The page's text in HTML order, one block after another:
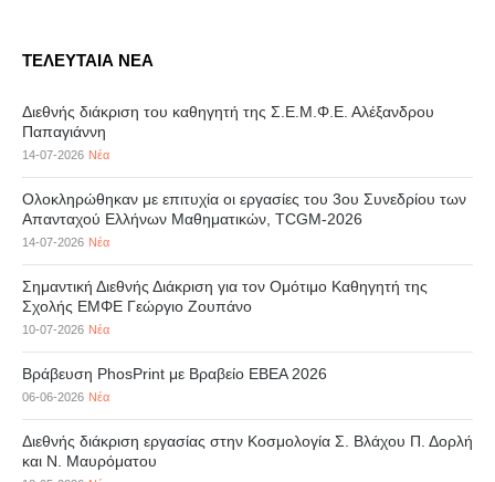
ΤΕΛΕΥΤΑΙΑ ΝΕΑ
Διεθνής διάκριση του καθηγητή της Σ.Ε.Μ.Φ.Ε. Αλέξανδρου
Παπαγιάννη
14-07-2026 Νέα
Ολοκληρώθηκαν με επιτυχία οι εργασίες του 3ου Συνεδρίου των
Απανταχού Ελλήνων Μαθηματικών, TCGM-2026
14-07-2026 Νέα
Σημαντική Διεθνής Διάκριση για τον Ομότιμο Καθηγητή της
Σχολής ΕΜΦΕ Γεώργιο Ζουπάνο
10-07-2026 Νέα
Βράβευση PhosPrint με Βραβείο ΕΒΕΑ 2026
06-06-2026 Νέα
Διεθνής διάκριση εργασίας στην Κοσμολογία Σ. Βλάχου Π. Δορλή
και Ν. Μαυρόματου